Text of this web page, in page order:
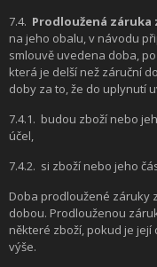
7.4. Prodloužená záruka
na jeho obalu, v návodu
smlouvě uvedena doba,
která je delší než záruční
doby za to, že do uplynutí
7.4.1. budou zboží nebo
účel,
7.4.2. si zboží nebo jeho
Doba prodloužené záruky
dobou. Prodlouženou
některé zboží, pokud je
výše.